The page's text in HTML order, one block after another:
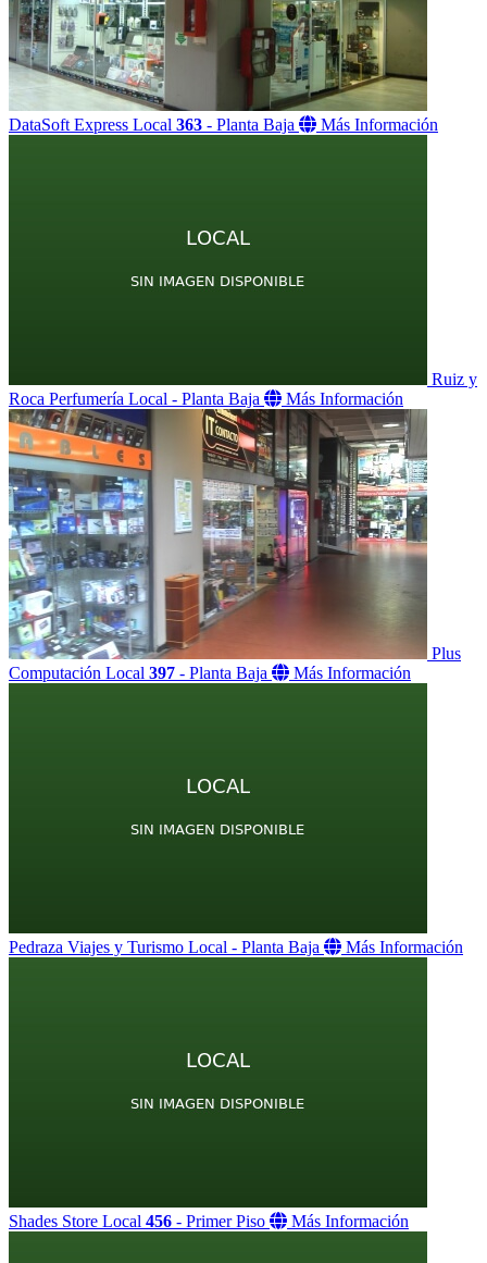
DataSoft Express Local 363 - Planta Baja Más Información
Ruiz y
Roca Perfumería Local - Planta Baja Más Información
Plus
Computación Local 397 - Planta Baja Más Información
Pedraza Viajes y Turismo Local - Planta Baja Más Información
Shades Store Local 456 - Primer Piso Más Información